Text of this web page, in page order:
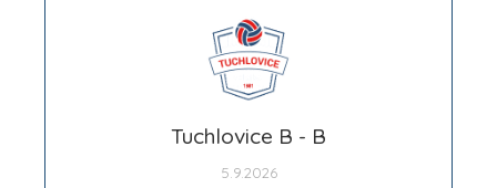
Tuchlovice B - B
5.9.2026